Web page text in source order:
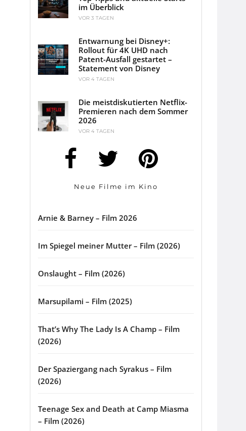
im Überblick
VOR 3 TAGEN
Entwarnung bei Disney+:
Rollout für 4K UHD nach
Patent-Ausfall gestartet –
Statement von Disney
VOR 4 TAGEN
Die meistdiskutierten Netflix-
Premieren nach dem Sommer
2026
VOR 4 TAGEN
Neue Filme im Kino
Arnie & Barney – Film 2026
Im Spiegel meiner Mutter – Film (2026)
Onslaught – Film (2026)
Marsupilami – Film (2025)
That’s Why The Lady Is A Champ – Film
(2026)
Der Spaziergang nach Syrakus – Film
(2026)
Teenage Sex and Death at Camp Miasma
– Film (2026)